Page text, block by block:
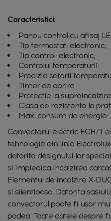
Caracteristici:
Panou control cu afisaj
Tip termostat: electronic;
Tip control: electronic;
Controlul temperaturii:
Precizia setarii
Timer de oprire
Protectie la
Clasa de rezistenta la
Max. consum de energie:
Convectorul electric ECH/T
tehnologie din linia
datorita designului lor
si impiedica incalzirea
Elementul de incalzire X-
si silentioasa. Datorita
convectorul poate fi usor
podea. Toate datele despre